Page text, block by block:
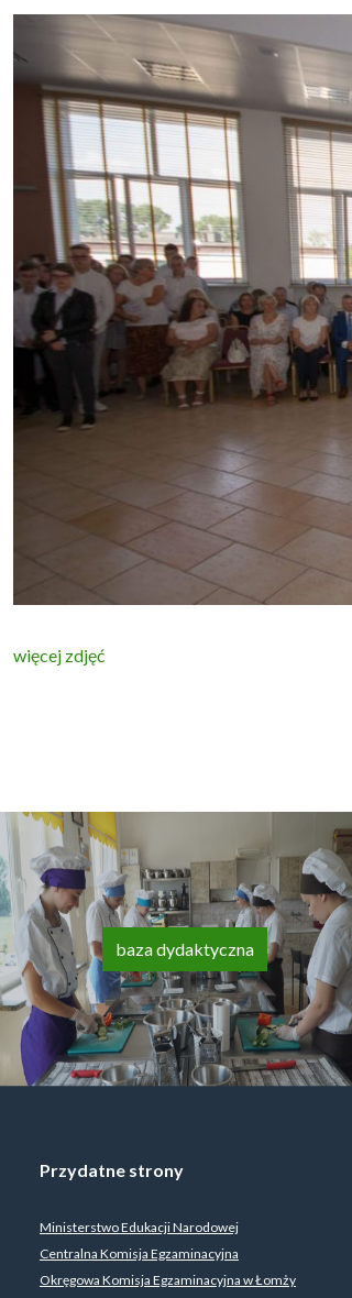
więcej zdjęć
baza dydaktyczna
Przydatne strony
Ministerstwo Edukacji Narodowej
Centralna Komisja Egzaminacyjna
Okręgowa Komisja Egzaminacyjna w Łomży